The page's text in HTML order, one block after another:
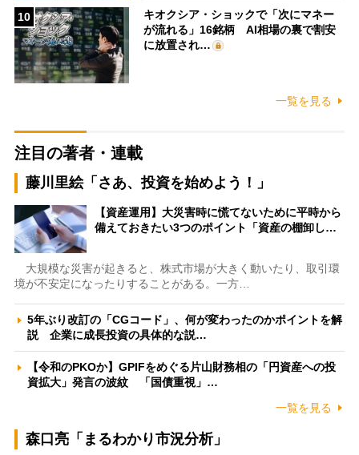
10
キオクシア・ショックで「次にマネー
が流れる」16銘柄 AI相場の裏で割安
に放置され…
一覧を見る
注目の著者・連載
藤川里絵「さあ、投資を始めよう！」
【資産運用】大災害時に慌てないために平時から
備えておきたい3つのポイント「資産の棚卸し…
大規模な災害が起きると、株式市場が大きく動いたり、取引環
境が不安定になったりすることがある。一方…
5年ぶり改訂の「CGコード」、何が変わったのかポイントを解
説 企業に成長投資の具体的な説…
【令和のPKOか】GPIFをめぐる片山財務相の「円資産への投
資拡大」発言の波紋 「国債重視」…
一覧を見る
森口亮「まるわかり市況分析」